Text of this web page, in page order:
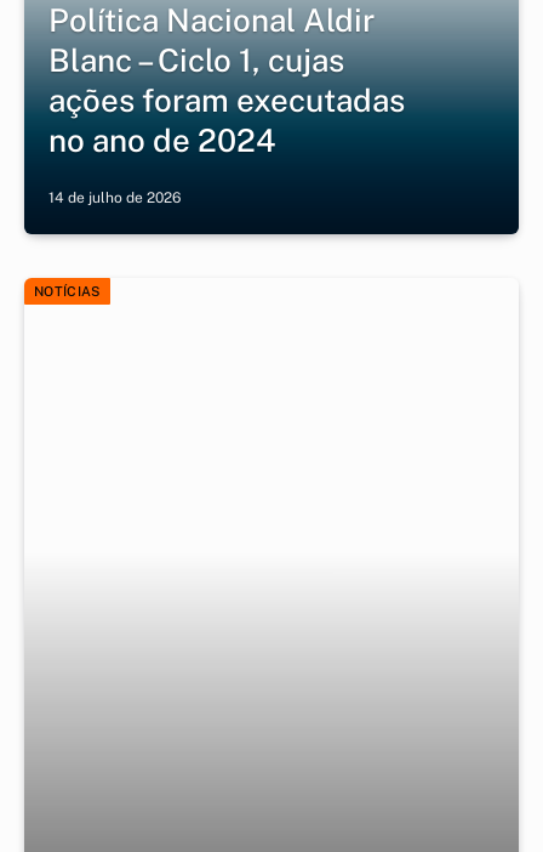
Política Nacional Aldir
Blanc – Ciclo 1, cujas
ações foram executadas
no ano de 2024
14 de julho de 2026
NOTÍCIAS